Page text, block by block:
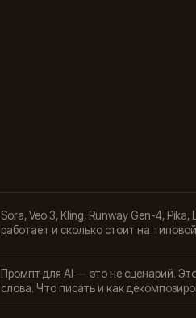
Sora, Veo 3, Kling, Runway Gen-4,
работает и сколько стоит на
Промпт для AI — это не сценарий.
слова. Что писать и как